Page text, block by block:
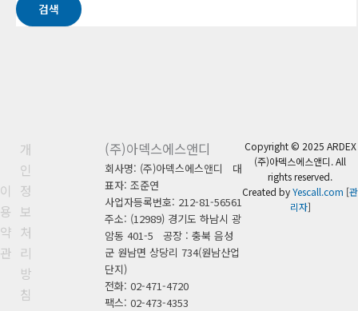
검색
이
용
약
관
개
인
정
보
처
리
방
침
(주)아덱스에스앤디
회사명: (주)아덱스에스앤디 대
표자: 조준연
사업자등록번호: 212-81-56561
주소: (12989) 경기도 하남시 광
암동 401-5 공장 : 충북 음성
군 원남면 상당리 734(원남산업
단지)
전화: 02-471-4720
팩스: 02-473-4353
Copyright © 2025 ARDEX
(주)아덱스에스앤디. All
rights reserved.
Created byYescall.com [관
리자]